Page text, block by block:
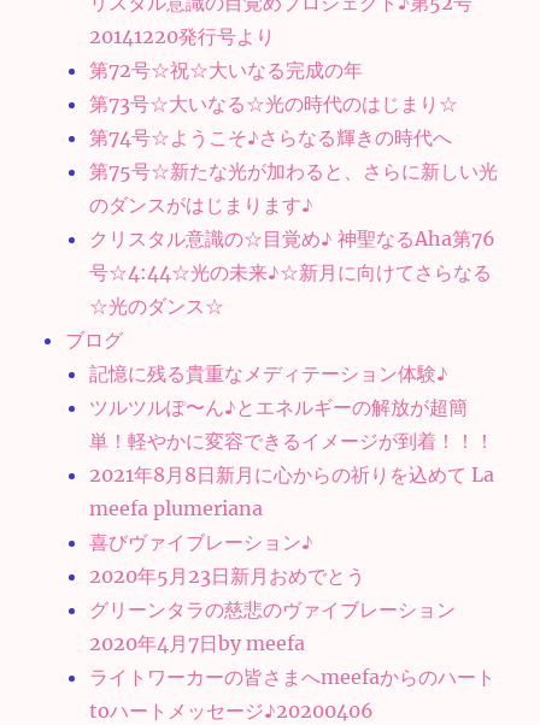
20141220発行号より
第72号☆祝☆大いなる完成の年
第73号☆大いなる☆光の時代のはじまり☆
第74号☆ようこそ♪さらなる輝きの時代へ
第75号☆新たな光が加わると、さらに新しい光
のダンスがはじまります♪
クリスタル意識の☆目覚め♪ 神聖なるAha第76
号☆4:44☆光の未来♪☆新月に向けてさらなる
☆光のダンス☆
ブログ
記憶に残る貴重なメディテーション体験♪
ツルツルぽ〜ん♪とエネルギーの解放が超簡
単！軽やかに変容できるイメージが到着！！！
2021年8月8日新月に心からの祈りを込めて La
meefa plumeriana
喜びヴァイブレーション♪
2020年5月23日新月おめでとう
グリーンタラの慈悲のヴァイブレーション
2020年4月7日by meefa
ライトワーカーの皆さまへmeefaからのハート
toハートメッセージ♪20200406